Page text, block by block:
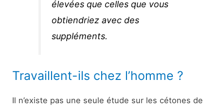
élevées que celles que vous
obtiendriez avec des
suppléments.
Travaillent-ils chez l’homme ?
Il n’existe pas une seule étude sur les cétones de